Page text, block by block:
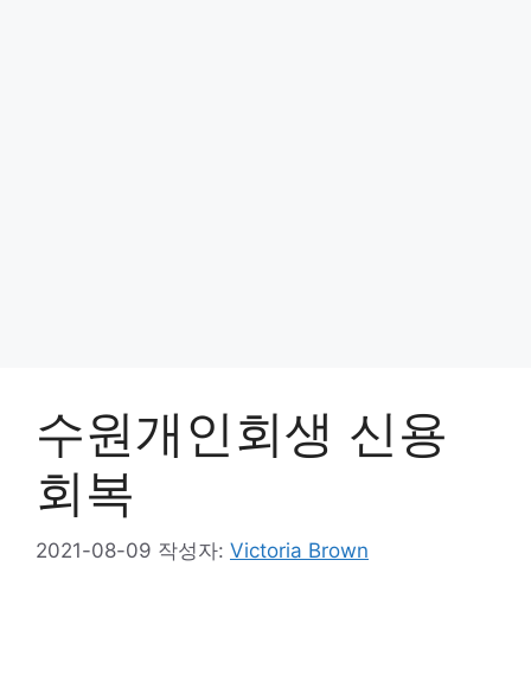
수원개인회생 신용
회복
2021-08-09 작성자: Victoria Brown